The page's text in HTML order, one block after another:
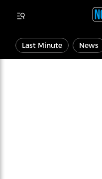
Last Minute News